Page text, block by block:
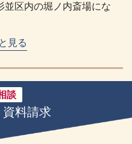
並区内の堀ノ内斎場にな
見る
談
料請求